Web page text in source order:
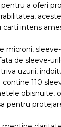
a oferi
carti intens
microni,
de sleeve-
uzurii,
110
obisnuite,
pentru